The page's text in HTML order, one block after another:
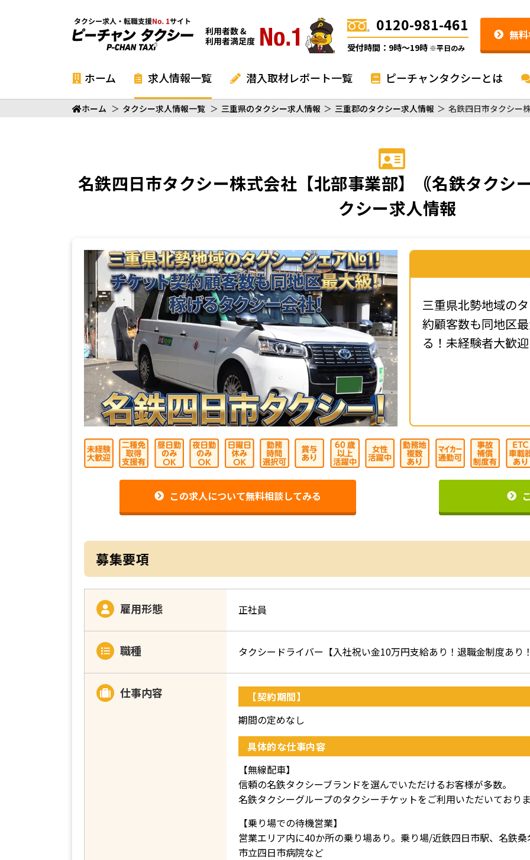
0120-981-461
受付時間：9時〜19時 ※平日のみ
無
ホーム 求人情報一覧 潜入取材レポート一覧 ピーチャンタクシーとは
ホーム ＞ タクシー求人情報一覧 ＞ 三重県のタクシー求人情報 ＞ 三重郡のタクシー求人情報 ＞ 名鉄四日市タクシー
名鉄四日市タクシー株式会社【北部事業部】｟名鉄タクシ
クシー求人情報
三重県北勢地域の
約顧客数も同地区
る！未経験者大歓
この求人について無料相談してみる
募集要項
雇用形態 正社員
職種 タクシードライバー【入社祝い金10万円支給あり！退職金制度あり
仕事内容
【契約期間】
期間の定めなし
具体的な仕事内容
【無線配車】
信頼の名鉄タクシーブランドを選んでいただけるお客様が多数。
名鉄タクシーグループのタクシーチケットをご利用いただいており
【乗り場での待機営業】
営業エリア内に40か所の乗り場あり。乗り場/近鉄四日市駅、名鉄
市立四日市病院など